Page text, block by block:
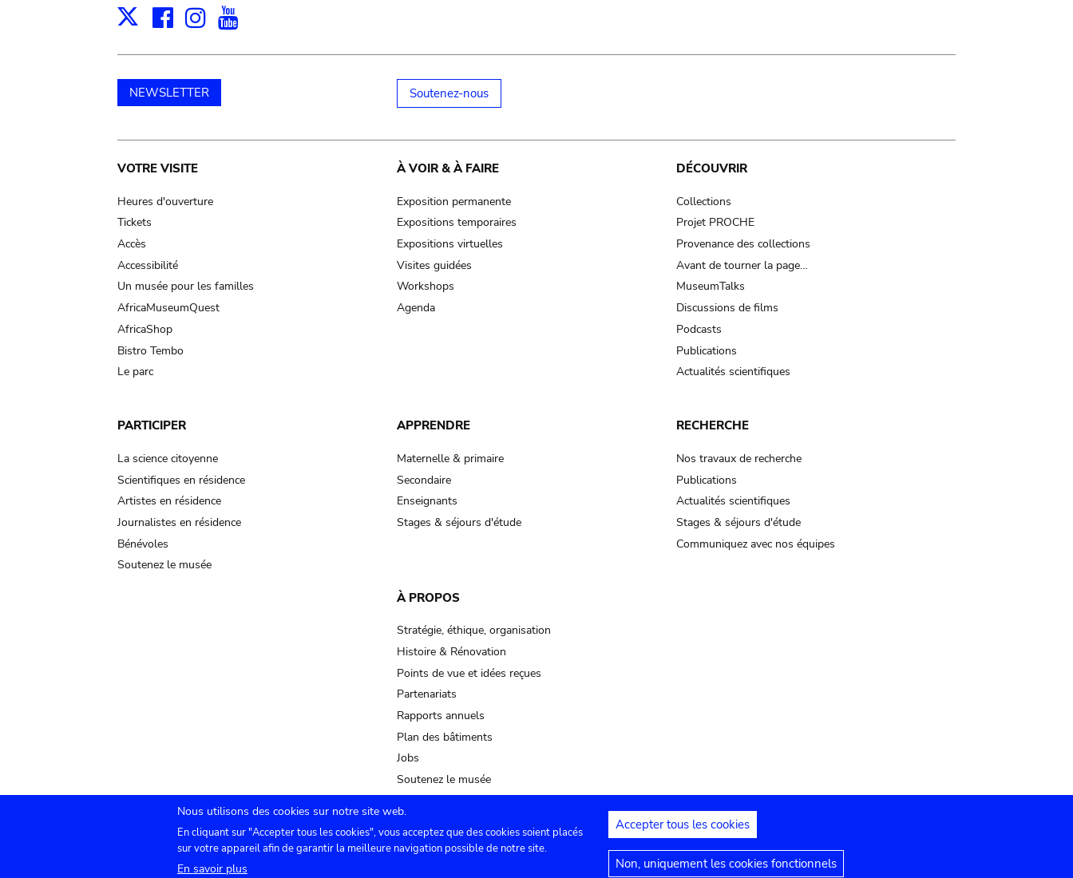
X Facebook
Instagram
NEWSLETTER Soutenez-nous
Main
navigation
VOTRE VISITE
Heures d'ouverture
Tickets
Accès
Accessibilité
Un musée pour les familles
AfricaMuseumQuest
AfricaShop
Bistro Tembo
Le parc
À VOIR & À FAIRE
Exposition permanente
Expositions temporaires
Expositions virtuelles
Visites guidées
Workshops
Agenda
DÉCOUVRIR
Collections
Projet PROCHE
Provenance des collections
Avant de tourner la page…
MuseumTalks
Discussions de films
Podcasts
Publications
Actualités scientifiques
PARTICIPER
La science citoyenne
Scientifiques en résidence
Artistes en résidence
Journalistes en résidence
Bénévoles
Soutenez le musée
APPRENDRE
Maternelle & primaire
Secondaire
Enseignants
Stages & séjours d'étude
RECHERCHE
Nos travaux de recherche
Publications
Actualités scientifiques
Stages & séjours d'étude
Communiquez avec nos équipes
À PROPOS
Stratégie, éthique, organisation
Histoire & Rénovation
Points de vue et idées reçues
Partenariats
Rapports annuels
Plan des bâtiments
Jobs
Soutenez le musée
Submenu
Agenda Presse Location de salles Contact Paramètres de confidentialité Mentions juridiques Déclaration d'accessibilité
Nous utilisons des cookies sur notre site web.
En cliquant sur "Accepter tous les cookies", vous acceptez que des cookies soient placés
sur votre appareil afin de garantir la meilleure navigation possible de notre site.
En savoir plus
Accepter tous les cookies
Non, uniquement les cookies fonctionnels